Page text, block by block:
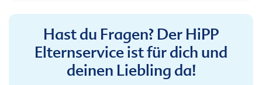
Hast du Fragen? Der HiPP
Elternservice ist für dich und
deinen Liebling da!